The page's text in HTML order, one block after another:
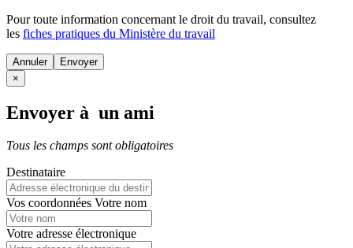
Pour toute information concernant le droit du travail, consultez
les fiches pratiques du Ministère du travail
Annuler
×
Envoyer à un ami
Tous les champs sont obligatoires
Destinataire
Vos coordonnées Votre nom
Votre adresse électronique